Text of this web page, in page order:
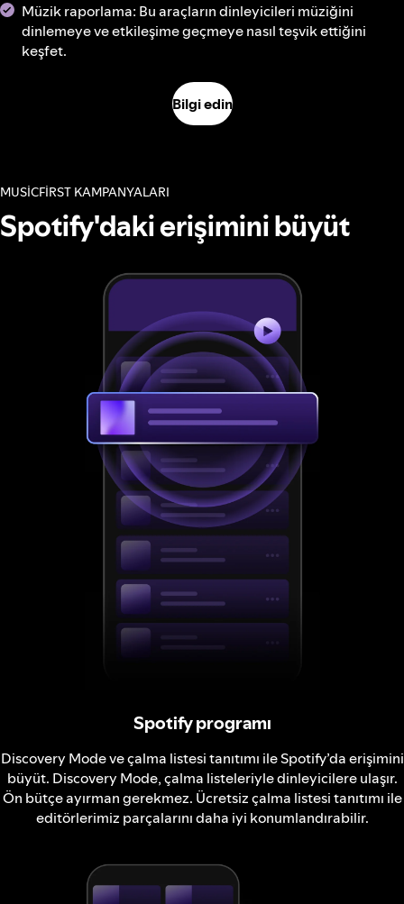
Müzik raporlama: Bu araçların dinleyicileri müziğini
dinlemeye ve etkileşime geçmeye nasıl teşvik ettiğini
keşfet.
Bilgi edin
MUSICFIRST KAMPANYALARI
Spotify'daki erişimini büyüt
Spotify programı
Discovery Mode ve çalma listesi tanıtımı ile Spotify’da erişimini
büyüt. Discovery Mode, çalma listeleriyle dinleyicilere ulaşır.
Ön bütçe ayırman gerekmez. Ücretsiz çalma listesi tanıtımı ile
editörlerimiz parçalarını daha iyi konumlandırabilir.